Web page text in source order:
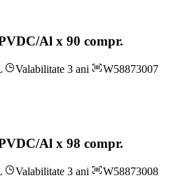
Al x 90 compr.
Valabilitate 3 ani
W58873007
Al x 98 compr.
Valabilitate 3 ani
W58873008